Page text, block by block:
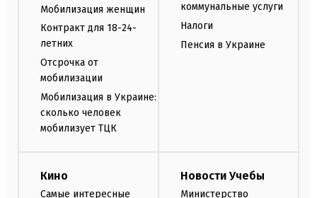
Мобилизация женщин
Контракт для 18-24-
летних
Отсрочка от
мобилизации
Мобилизация в Украине:
сколько человек
мобилизует ТЦК
коммунальные услуги
Налоги
Пенсия в Украине
Кино
Самые интересные
Новости Учебы
Министерство